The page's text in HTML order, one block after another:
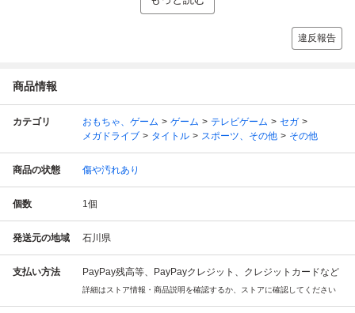
違反報告
商品情報
カテゴリ おもちゃ、ゲーム ゲーム テレビゲーム
セガ
メガドライブ
タイトル スポーツ、その他 その他
商品の状態 傷や汚れあり
個数 1個
発送元の地域 石川県
支払い方法 PayPay残高等、PayPayクレジット、クレジットカードなど
詳細はストア情報・商品説明を確認するか、ストアに確認してください